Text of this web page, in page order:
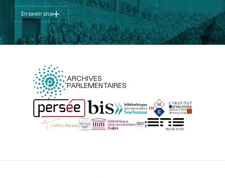
En savoir plus
ARCHIVES
PARLEMENTAIRES
Menu